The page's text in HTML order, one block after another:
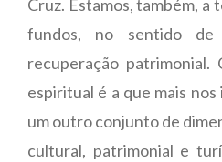
Cruz. Estamos, também, a
fundos, no sentido de
recuperação patrimonial.
espiritual é a que mais
um outro conjunto de
cultural, patrimonial e